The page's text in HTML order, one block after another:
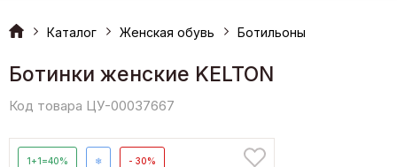
Каталог Женская обувь Ботильоны
Ботинки женские KELTON
Код товара ЦУ-00037667
1+1=40% ❄ - 30%